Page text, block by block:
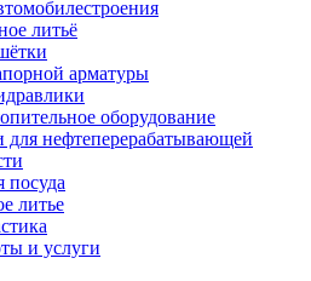
литьё
арматуры
оборудование
для нефтеперерабатывающей
посуда
литье
и услуги